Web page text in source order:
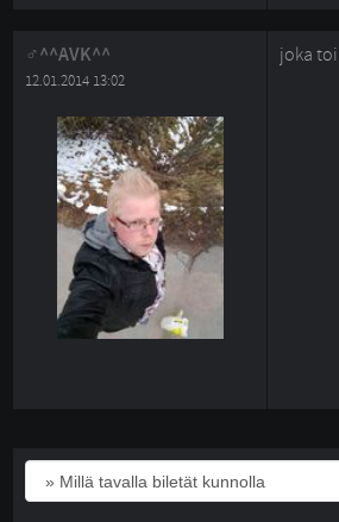
^^AVK^^
12.01.2014 13:02
joka